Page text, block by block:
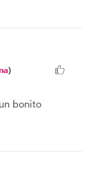
)
bonito